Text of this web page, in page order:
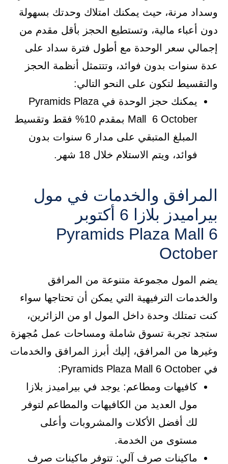
وسداد مرنة، حيث يمكنك امتلاك وحدتك بسهولة
دون أعباء مالية، وتستطيع الحجز بأقل مقدم من
إجمالي سعر الوحدة مع أطول فترة سداد على
عدة سنوات بدون فوائد، وتتتمثل أنظمة الحجز
والتقسيط لتكون على النحو التالي:
يمكنك حجز الوحدة في Pyramids Plaza
Mall 6 October بمقدم 10% فقط وتقسيط
المبلغ المتبقي على مدار 6 سنوات بدون
فوائد، ويتم الاستلام خلال 18 شهر.
المرافق والخدمات في مول
بيراميدز بلازا 6 أكتوبر
Pyramids Plaza Mall 6
October
يضم المول مجموعة متنوعة من المرافق
والخدمات الترفيهية التي يمكن أن تحتاجها سواء
كنت تمتلك وحدة داخل المول او من الزائرين،
ستجد تجربة تسوق شاملة ومساحات عمل مُجهزة
وغيرها من المرافق، إليك أبرز المرافق والخدمات
في Pyramids Plaza Mall 6 October:
كافيهات ومطاعم: يوجد في بيراميدز بلازا
مول العديد من الكافيهات والمطاعم لتوفر
لك أفضل الأكلات والمشروبات وأعلى
مستوى من الخدمة.
ماكينات صرف آلي: تتوفر ماكينات صرف